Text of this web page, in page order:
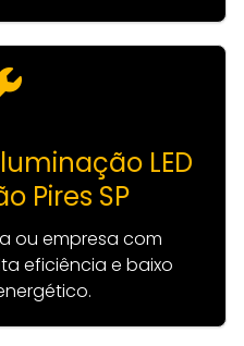
LED
Pires SP
ou empresa com
eficiência e baixo